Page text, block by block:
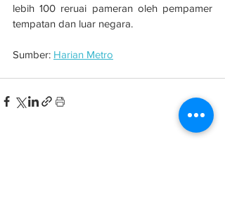
lebih 100 reruai pameran oleh pempamer
tempatan dan luar negara.
Sumber: Harian Metro